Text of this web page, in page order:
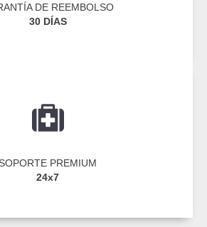
DE REEMBOLSO
30 DÍAS
SOPORTE PREMIUM
24x7